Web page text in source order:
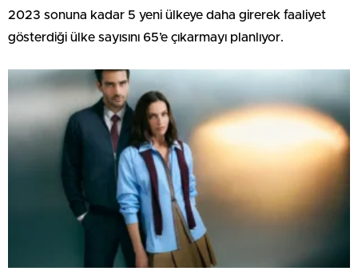
2023 sonuna kadar 5 yeni ülkeye daha girerek faaliyet
gösterdiği ülke sayısını 65’e çıkarmayı planlıyor.